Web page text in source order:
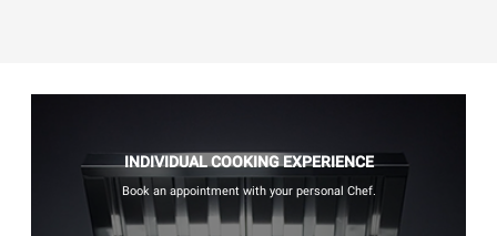
INDIVIDUAL COOKING EXPERIENCE
Book an appointment with your personal Chef.